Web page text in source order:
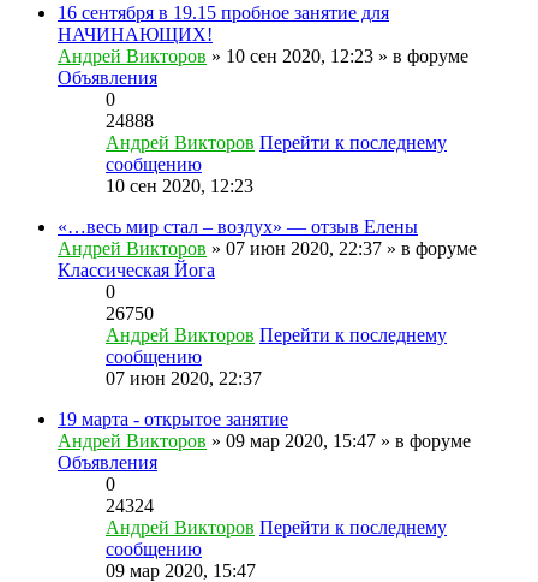
16 сентября в 19.15 пробное занятие для
НАЧИНАЮЩИХ!
Андрей Викторов » 10 сен 2020, 12:23 » в форуме
Объявления
0
24888
Андрей Викторов Перейти к последнему
сообщению
10 сен 2020, 12:23
«…весь мир стал – воздух» — отзыв Елены
Андрей Викторов » 07 июн 2020, 22:37 » в форуме
Классическая Йога
0
26750
Андрей Викторов Перейти к последнему
сообщению
07 июн 2020, 22:37
19 марта - открытое занятие
Андрей Викторов » 09 мар 2020, 15:47 » в форуме
Объявления
0
24324
Андрей Викторов Перейти к последнему
сообщению
09 мар 2020, 15:47